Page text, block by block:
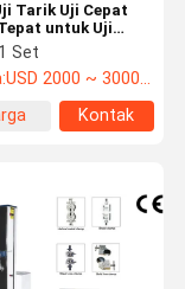
Tarik Uji Cepat
untuk Uji
1 Set
USD 2000 ~ 3000/set
Kontak